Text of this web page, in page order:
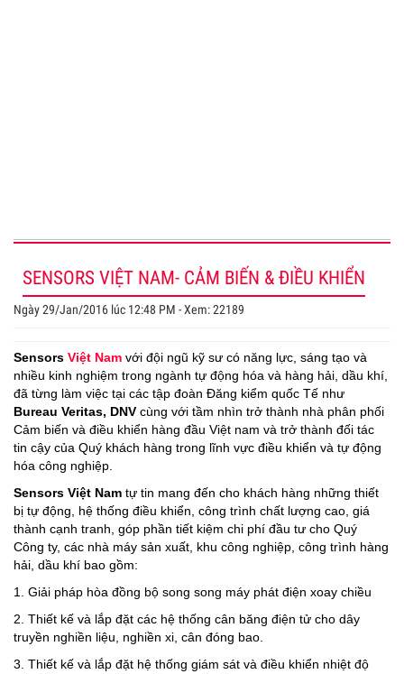
SENSORS VIỆT NAM- CẢM BIẾN & ĐIỀU KHIỂN
Ngày 29/Jan/2016 lúc 12:48 PM - Xem: 22189
Sensors Việt Nam với đội ngũ kỹ sư có năng lực, sáng tạo và
nhiều kinh nghiệm trong ngành tự động hóa và hàng hải, dầu khí,
đã từng làm việc tại các tập đoàn Đăng kiểm quốc Tế như
Bureau Veritas, DNV cùng với tầm nhìn trở thành nhà phân phối
Cảm biến và điều khiển hàng đầu Việt nam và trở thành đối tác
tin cậy của Quý khách hàng trong lĩnh vực điều khiển và tự động
hóa công nghiệp.
Sensors Việt Nam tự tin mang đến cho khách hàng những thiết
bị tự động, hệ thống điều khiển, công trình chất lượng cao, giá
thành cạnh tranh, góp phần tiết kiệm chi phí đầu tư cho Quý
Công ty, các nhà máy sản xuất, khu công nghiệp, công trình hàng
hải, dầu khí bao gồm:
1. Giải pháp hòa đồng bộ song song máy phát điện xoay chiều
2. Thiết kế và lắp đặt các hệ thống cân băng điện tử cho dây
truyền nghiền liệu, nghiền xi, cân đóng bao.
3. Thiết kế và lắp đặt hệ thống giám sát và điều khiển nhiệt độ